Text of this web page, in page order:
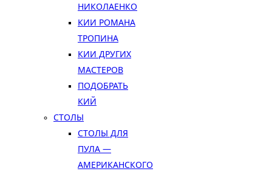
НИКОЛАЕНКО
КИИ РОМАНА
ТРОПИНА
КИИ ДРУГИХ
МАСТЕРОВ
ПОДОБРАТЬ
КИЙ
СТОЛЫ
СТОЛЫ ДЛЯ
ПУЛА —
АМЕРИКАНСКОГО